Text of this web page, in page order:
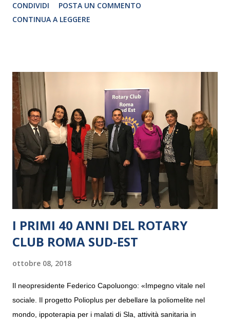
CRISTINA PEZZOLI
CONDIVIDI
POSTA UN COMMENTO
CONTINUA A LEGGERE
I PRIMI 40 ANNI DEL ROTARY
CLUB ROMA SUD-EST
ottobre 08, 2018
Il neopresidente Federico Capoluongo: «Impegno vitale nel
sociale. Il progetto Polioplus per debellare la poliomelite nel
mondo, ippoterapia per i malati di Sla, attività sanitaria in